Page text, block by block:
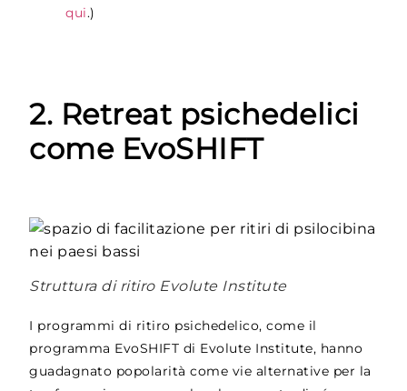
qui.)
2. Retreat psichedelici
come EvoSHIFT
Struttura di ritiro Evolute Institute
I programmi di ritiro psichedelico, come il
programma EvoSHIFT di Evolute Institute, hanno
guadagnato popolarità come vie alternative per la